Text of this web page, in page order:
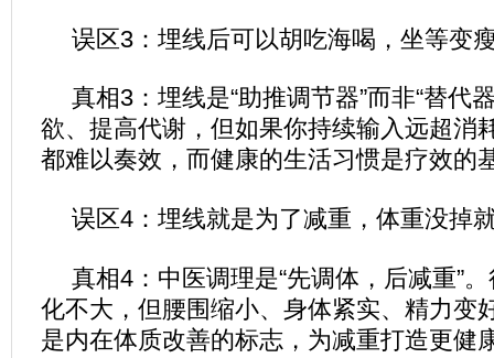
误区3：埋线后可以胡吃海喝，坐等变
真相3：埋线是“助推调节器”而非“替代
欲、提高代谢，但如果你持续输入远超消
都难以奏效，而健康的生活习惯是疗效的
误区4：埋线就是为了减重，体重没掉
真相4：中医调理是“先调体，后减重”
化不大，但腰围缩小、身体紧实、精力变
是内在体质改善的标志，为减重打造更健